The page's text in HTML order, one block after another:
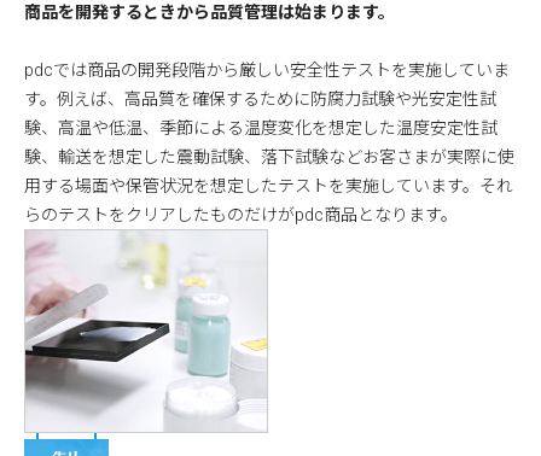
商品を開発するときから品質管理は始まります。
pdcでは商品の開発段階から厳しい安全性テストを実施していま
す。例えば、高品質を確保するために防腐力試験や光安定性試
験、高温や低温、季節による温度変化を想定した温度安定性試
験、輸送を想定した震動試験、落下試験などお客さまが実際に使
用する場面や保管状況を想定したテストを実施しています。それ
らのテストをクリアしたものだけがpdc商品となります。